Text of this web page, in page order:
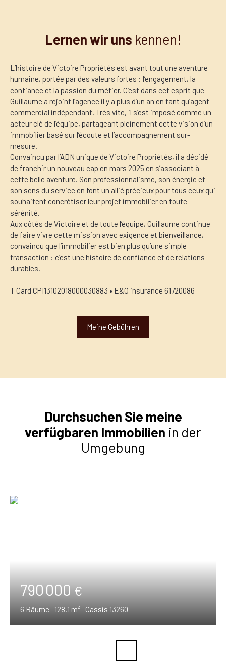
Lernen wir uns kennen!
L’histoire de Victoire Propriétés est avant tout une aventure
humaine, portée par des valeurs fortes : l’engagement, la
confiance et la passion du métier. C’est dans cet esprit que
Guillaume a rejoint l’agence il y a plus d’un an en tant qu’agent
commercial indépendant. Très vite, il s’est imposé comme un
acteur clé de l’équipe, partageant pleinement cette vision d’un
immobilier basé sur l’écoute et l’accompagnement sur-
mesure.
Convaincu par l’ADN unique de Victoire Propriétés, il a décidé
de franchir un nouveau cap en mars 2025 en s’associant à
cette belle aventure. Son professionnalisme, son énergie et
son sens du service en font un allié précieux pour tous ceux qui
souhaitent concrétiser leur projet immobilier en toute
sérénité.
Aux côtés de Victoire et de toute l’équipe, Guillaume continue
de faire vivre cette mission avec exigence et bienveillance,
convaincu que l’immobilier est bien plus qu’une simple
transaction : c’est une histoire de confiance et de relations
durables.
T Card CPI13102018000030883 • E&O insurance 61720086
Meine Gebühren
Durchsuchen Sie meine
verfügbaren Immobilien in der
Umgebung
790 000€
6 Räume 128.1 m² Cassis 13260